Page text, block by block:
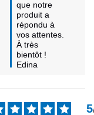
que notre
produit a
répondu à
vos attentes.
À très
bientôt !
Edina
5